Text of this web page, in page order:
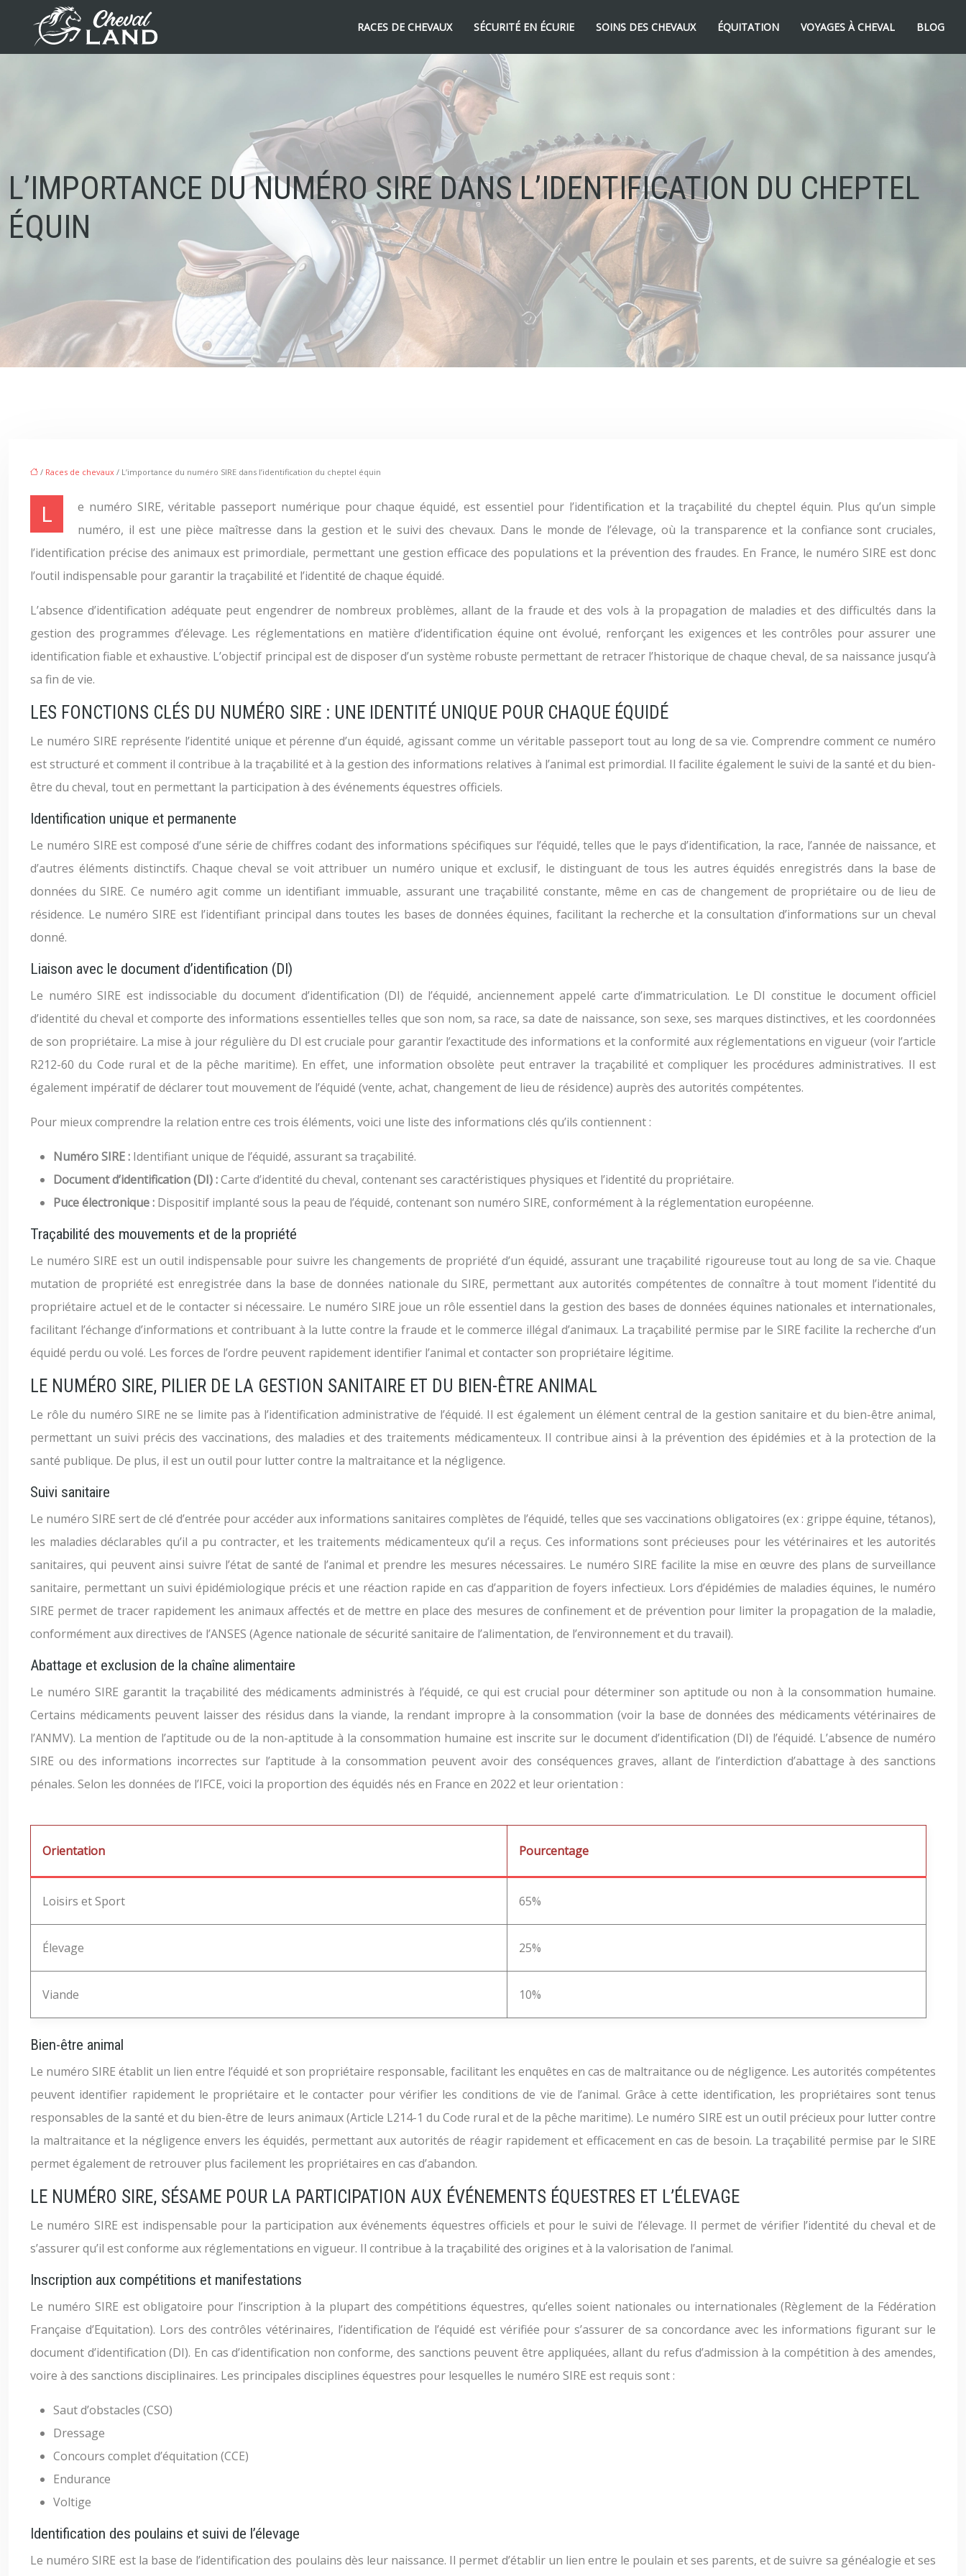
RACES DE CHEVAUX SÉCURITÉ EN ÉCURIE SOINS DES CHEVAUX ÉQUITATION VOYAGES À CHEVAL BLOG
L’IMPORTANCE DU NUMÉRO SIRE DANS L’IDENTIFICATION DU CHEPTEL
ÉQUIN
/ Races de chevaux / L’importance du numéro SIRE dans l’identification du cheptel équin
Le numéro SIRE, véritable passeport numérique pour chaque équidé, est essentiel pour l’identification et la traçabilité du cheptel équin. Plus qu’un simple
numéro, il est une pièce maîtresse dans la gestion et le suivi des chevaux. Dans le monde de l’élevage, où la transparence et la confiance sont cruciales,
l’identification précise des animaux est primordiale, permettant une gestion efficace des populations et la prévention des fraudes. En France, le numéro SIRE est donc
l’outil indispensable pour garantir la traçabilité et l’identité de chaque équidé.
L’absence d’identification adéquate peut engendrer de nombreux problèmes, allant de la fraude et des vols à la propagation de maladies et des difficultés dans la
gestion des programmes d’élevage. Les réglementations en matière d’identification équine ont évolué, renforçant les exigences et les contrôles pour assurer une
identification fiable et exhaustive. L’objectif principal est de disposer d’un système robuste permettant de retracer l’historique de chaque cheval, de sa naissance jusqu’à
sa fin de vie.
LES FONCTIONS CLÉS DU NUMÉRO SIRE : UNE IDENTITÉ UNIQUE POUR CHAQUE ÉQUIDÉ
Le numéro SIRE représente l’identité unique et pérenne d’un équidé, agissant comme un véritable passeport tout au long de sa vie. Comprendre comment ce numéro
est structuré et comment il contribue à la traçabilité et à la gestion des informations relatives à l’animal est primordial. Il facilite également le suivi de la santé et du bien-
être du cheval, tout en permettant la participation à des événements équestres officiels.
Identification unique et permanente
Le numéro SIRE est composé d’une série de chiffres codant des informations spécifiques sur l’équidé, telles que le pays d’identification, la race, l’année de naissance, et
d’autres éléments distinctifs. Chaque cheval se voit attribuer un numéro unique et exclusif, le distinguant de tous les autres équidés enregistrés dans la base de
données du SIRE. Ce numéro agit comme un identifiant immuable, assurant une traçabilité constante, même en cas de changement de propriétaire ou de lieu de
résidence. Le numéro SIRE est l’identifiant principal dans toutes les bases de données équines, facilitant la recherche et la consultation d’informations sur un cheval
donné.
Liaison avec le document d’identification (DI)
Le numéro SIRE est indissociable du document d’identification (DI) de l’équidé, anciennement appelé carte d’immatriculation. Le DI constitue le document officiel
d’identité du cheval et comporte des informations essentielles telles que son nom, sa race, sa date de naissance, son sexe, ses marques distinctives, et les coordonnées
de son propriétaire. La mise à jour régulière du DI est cruciale pour garantir l’exactitude des informations et la conformité aux réglementations en vigueur (voir l’article
R212-60 du Code rural et de la pêche maritime). En effet, une information obsolète peut entraver la traçabilité et compliquer les procédures administratives. Il est
également impératif de déclarer tout mouvement de l’équidé (vente, achat, changement de lieu de résidence) auprès des autorités compétentes.
Pour mieux comprendre la relation entre ces trois éléments, voici une liste des informations clés qu’ils contiennent :
Numéro SIRE : Identifiant unique de l’équidé, assurant sa traçabilité.
Document d’identification (DI) :Carte d’identité du cheval, contenant ses caractéristiques physiques et l’identité du propriétaire.
Puce électronique : Dispositif implanté sous la peau de l’équidé, contenant son numéro SIRE, conformément à la réglementation européenne.
Traçabilité des mouvements et de la propriété
Le numéro SIRE est un outil indispensable pour suivre les changements de propriété d’un équidé, assurant une traçabilité rigoureuse tout au long de sa vie. Chaque
mutation de propriété est enregistrée dans la base de données nationale du SIRE, permettant aux autorités compétentes de connaître à tout moment l’identité du
propriétaire actuel et de le contacter si nécessaire. Le numéro SIRE joue un rôle essentiel dans la gestion des bases de données équines nationales et internationales,
facilitant l’échange d’informations et contribuant à la lutte contre la fraude et le commerce illégal d’animaux. La traçabilité permise par le SIRE facilite la recherche d’un
équidé perdu ou volé. Les forces de l’ordre peuvent rapidement identifier l’animal et contacter son propriétaire légitime.
LE NUMÉRO SIRE, PILIER DE LA GESTION SANITAIRE ET DU BIEN-ÊTRE ANIMAL
Le rôle du numéro SIRE ne se limite pas à l’identification administrative de l’équidé. Il est également un élément central de la gestion sanitaire et du bien-être animal,
permettant un suivi précis des vaccinations, des maladies et des traitements médicamenteux. Il contribue ainsi à la prévention des épidémies et à la protection de la
santé publique. De plus, il est un outil pour lutter contre la maltraitance et la négligence.
Suivi sanitaire
Le numéro SIRE sert de clé d’entrée pour accéder aux informations sanitaires complètes de l’équidé, telles que ses vaccinations obligatoires (ex : grippe équine, tétanos),
les maladies déclarables qu’il a pu contracter, et les traitements médicamenteux qu’il a reçus. Ces informations sont précieuses pour les vétérinaires et les autorités
sanitaires, qui peuvent ainsi suivre l’état de santé de l’animal et prendre les mesures nécessaires. Le numéro SIRE facilite la mise en œuvre des plans de surveillance
sanitaire, permettant un suivi épidémiologique précis et une réaction rapide en cas d’apparition de foyers infectieux. Lors d’épidémies de maladies équines, le numéro
SIRE permet de tracer rapidement les animaux affectés et de mettre en place des mesures de confinement et de prévention pour limiter la propagation de la maladie,
conformément aux directives de l’ANSES (Agence nationale de sécurité sanitaire de l’alimentation, de l’environnement et du travail).
Abattage et exclusion de la chaîne alimentaire
Le numéro SIRE garantit la traçabilité des médicaments administrés à l’équidé, ce qui est crucial pour déterminer son aptitude ou non à la consommation humaine.
Certains médicaments peuvent laisser des résidus dans la viande, la rendant impropre à la consommation (voir la base de données des médicaments vétérinaires de
l’ANMV). La mention de l’aptitude ou de la non-aptitude à la consommation humaine est inscrite sur le document d’identification (DI) de l’équidé. L’absence de numéro
SIRE ou des informations incorrectes sur l’aptitude à la consommation peuvent avoir des conséquences graves, allant de l’interdiction d’abattage à des sanctions
pénales. Selon les données de l’IFCE, voici la proportion des équidés nés en France en 2022 et leur orientation :
Orientation Pourcentage
Loisirs et Sport 65%
Élevage 25%
Viande 10%
Bien-être animal
Le numéro SIRE établit un lien entre l’équidé et son propriétaire responsable, facilitant les enquêtes en cas de maltraitance ou de négligence. Les autorités compétentes
peuvent identifier rapidement le propriétaire et le contacter pour vérifier les conditions de vie de l’animal. Grâce à cette identification, les propriétaires sont tenus
responsables de la santé et du bien-être de leurs animaux (Article L214-1 du Code rural et de la pêche maritime). Le numéro SIRE est un outil précieux pour lutter contre
la maltraitance et la négligence envers les équidés, permettant aux autorités de réagir rapidement et efficacement en cas de besoin. La traçabilité permise par le SIRE
permet également de retrouver plus facilement les propriétaires en cas d’abandon.
LE NUMÉRO SIRE, SÉSAME POUR LA PARTICIPATION AUX ÉVÉNEMENTS ÉQUESTRES ET L’ÉLEVAGE
Le numéro SIRE est indispensable pour la participation aux événements équestres officiels et pour le suivi de l’élevage. Il permet de vérifier l’identité du cheval et de
s’assurer qu’il est conforme aux réglementations en vigueur. Il contribue à la traçabilité des origines et à la valorisation de l’animal.
Inscription aux compétitions et manifestations
Le numéro SIRE est obligatoire pour l’inscription à la plupart des compétitions équestres, qu’elles soient nationales ou internationales (Règlement de la Fédération
Française d’Equitation). Lors des contrôles vétérinaires, l’identification de l’équidé est vérifiée pour s’assurer de sa concordance avec les informations figurant sur le
document d’identification (DI). En cas d’identification non conforme, des sanctions peuvent être appliquées, allant du refus d’admission à la compétition à des amendes,
voire à des sanctions disciplinaires. Les principales disciplines équestres pour lesquelles le numéro SIRE est requis sont :
Saut d’obstacles (CSO)
Dressage
Concours complet d’équitation (CCE)
Endurance
Voltige
Identification des poulains et suivi de l’élevage
Le numéro SIRE est la base de l’identification des poulains dès leur naissance. Il permet d’établir un lien entre le poulain et ses parents, et de suivre sa généalogie et ses